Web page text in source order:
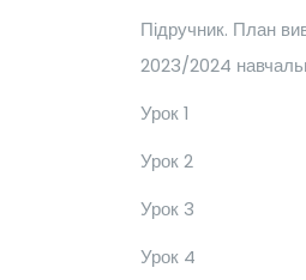
Підручник. План
2023/2024
Урок 1
Урок 2
Урок 3
Урок 4